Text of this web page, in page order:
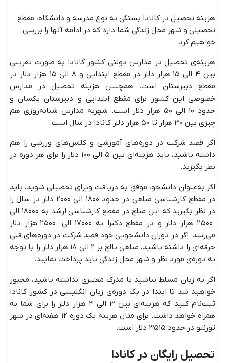
هزینه تحصیل در کانادا بستگی به نوع مدرسه و دانشگاه، مقطع
تحصیلی و شهر محل زندگی شما دارد که در ادامه آنها را بررسی
خواهیم کرد:
هزینه‌ی تحصیل در مدارس دولتی کشور کانادا به صورت تقریبی
بین ۴ الی ۱۵ هزار دلار در مقطع ابتدایی و ۸ الی ۱۵ هزار دلار در
مقطع دبیرستان است. همچنین هزینه تحصیل در مدارس
خصوصی این کشور برای مقطع ابتدایی و دبیرستان یکسان و
حدود ۱۰ الی ۵۰ هزار دلار است. شهریه مدارس شبانه‌روزی هم
چیزی بین ۳۰ هزار تا ۵۰ هزار دلار کانادا در سال است.
اگر قصد شرکت در دوره‌های آموزشی و کلاس‌های ورزشی را هم
داشته باشید، باید هزینه‌ای بین ۵ الی ۱۰۰ دلار را برای هر دوره در
نظر بگیرید.
اگر به‌عنوان دانشجو، موفق به دریافت ویزای تحصیلی شوید، باید
در مقطع کارشناسی مبلغی در حدود ۱۸۰۰ الی ۲۰۰۰ دلار در سال را
در نظر بگیرید که این مبلغ در مقطع کارشناسی ارشد به ۱۸۰۰۰ الی
۲۵۰۰ هزار دلار و در مقطع دکترا به ۱۷۰۰۰ الی ۲۵۰۰ هزار دلار
می‌رسد. اگر در دوران دانشجویی خود قصد شرکت در دوره‌های فنی
حرفه‌ای را داشته باشید، مبلغی بالغ بر ۲ الی ۱۸ هزار دلار را با توجه
به دوره‌ی مورد نظر و شهر محل زندگی باید پرداخت نمایید.
اگر به زبان مسلط نباشید یا مدرک معتبری نداشته باشید، مجبور
خواهید شد تا ابتدا در یک دوره‌ی زبان انگلیسی در کشور کانادا
ثبت‌نام کنید که هزینه‌ای بین ۳ الی ۴ هزار دلار را برای شما به
همراه خواهد داشت. برای مثال هزینه‌ یک دوره ۱۲ هفته‌ای در شهر
تورنتو در حدود ۳۵۱۵ دلار است.
تحصیل رایگان در کانادا